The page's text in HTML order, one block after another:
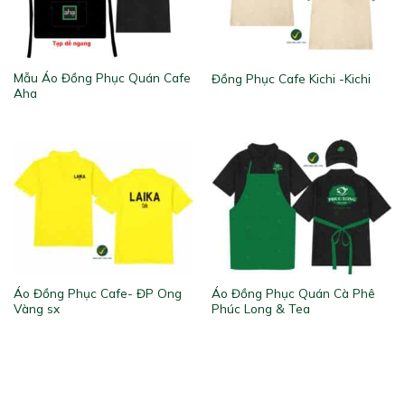
Mẫu Áo Đồng Phục Quán Cafe
Aha
Đồng Phục Cafe Kichi -Kichi
Áo Đồng Phục Cafe- ĐP Ong
Vàng sx
Áo Đồng Phục Quán Cà Phê
Phúc Long & Tea